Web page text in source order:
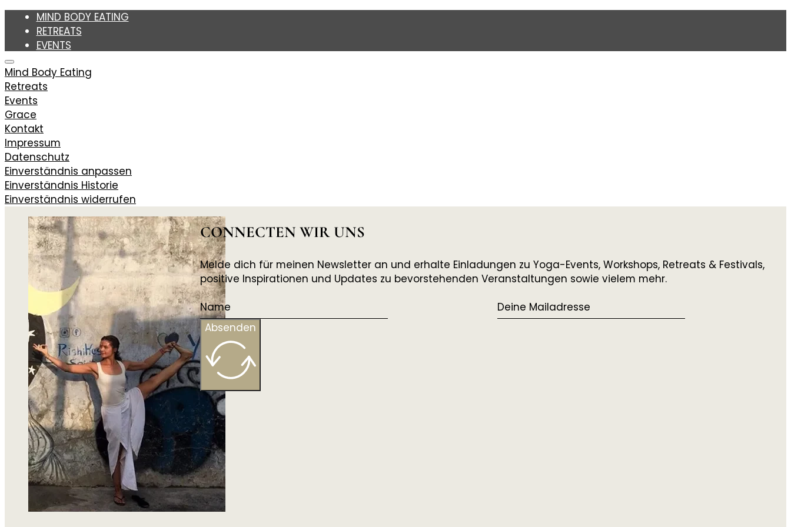
MIND BODY EATING
RETREATS
EVENTS
Stefanie Grace
WOMEN'S HEALTH COACHING
GRACE
KONTAKT
Mind Body Eating
Retreats
Events
Grace
Kontakt
Impressum
Datenschutz
Einverständnis anpassen
Einverständnis Historie
Einverständnis widerrufen
CONNECTEN WIR UNS
Melde dich für meinen Newsletter an und erhalte Einladungen zu Yoga-Events, Workshops, Retreats & Festivals,
positive Inspirationen und Updates zu bevorstehenden Veranstaltungen sowie vielem mehr.
Absenden